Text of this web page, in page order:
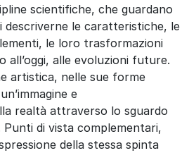
scientifiche, che guardano
descriverne le caratteristiche, le
le loro trasformazioni
all’oggi, alle evoluzioni future.
artistica, nelle sue forme
e
realtà attraverso lo sguardo
di vista complementari,
della stessa spinta